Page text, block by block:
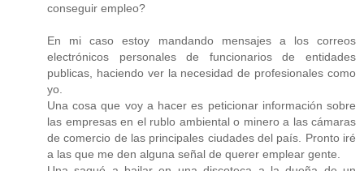
conseguir empleo?
En mi caso estoy mandando mensajes a los correos
electrónicos personales de funcionarios de entidades
publicas, haciendo ver la necesidad de profesionales como
yo.
Una cosa que voy a hacer es peticionar información sobre
las empresas en el rublo ambiental o minero a las cámaras
de comercio de las principales ciudades del país. Pronto iré
a las que me den alguna señal de querer emplear gente.